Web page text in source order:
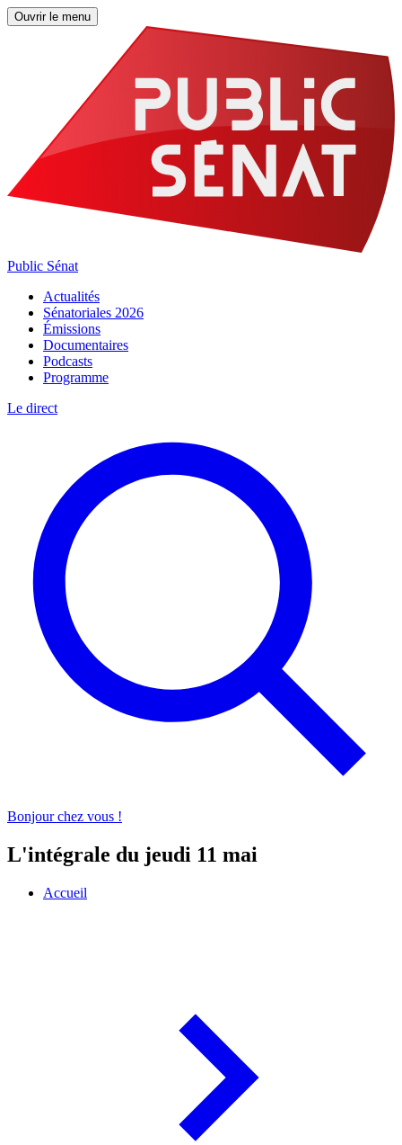
Ouvrir le menu
Public Sénat
Actualités
Sénatoriales 2026
Émissions
Documentaires
Podcasts
Programme
Le direct
Bonjour chez vous !
L'intégrale du jeudi 11 mai
Accueil